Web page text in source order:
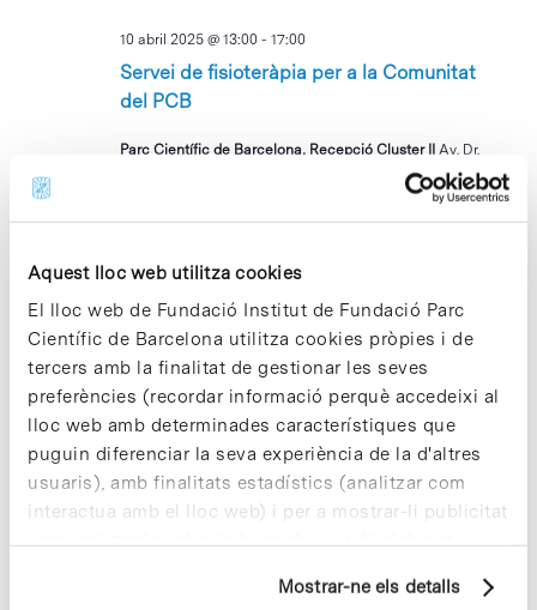
Aquest lloc web utilitza cookies
El lloc web de Fundació Institut de Fundació Parc
Científic de Barcelona utilitza cookies pròpies i de
tercers amb la finalitat de gestionar les seves
preferències (recordar informació perquè accedeixi al
lloc web amb determinades característiques que
puguin diferenciar la seva experiència de la d'altres
usuaris), amb finalitats estadístics (analitzar com
interactua amb el lloc web) i per a mostrar-li publicitat
personalitzada sobre la base d'un perfil elaborat a
pàgines visitades). Per a obtenir més informació sobre
Mostrar-ne els detalls
Servei de fisioteràpia per a la Comunitat
del PCB
10 abril 2025 @ 13:00 -17:00
Parc Científic de Barcelona, Recepció Cluster II Av. Dr.
PCBiologics and IMANT Open Lecture
11 abril 2025 @ 12:00
Marañón 6-8, Barcelona, Barcelona